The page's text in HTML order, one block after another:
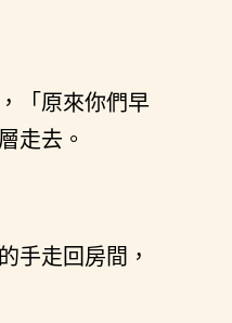
「原來你們早
走去。
手走回房間，